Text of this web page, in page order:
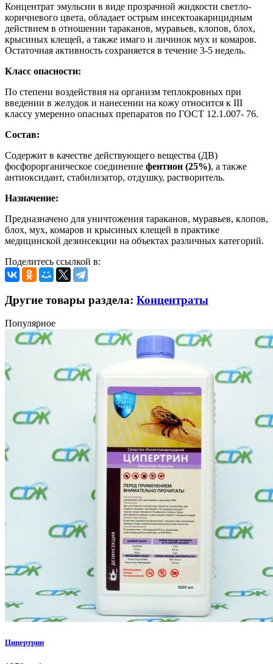
Концентрат эмульсии в виде прозрачной жидкости светло-
коричневого цвета, обладает острым инсектоакарицидным
действием в отношении тараканов, муравьев, клопов, блох,
крысиных клещей, а также имаго и личинок мух и комаров.
Остаточная активность сохраняется в течение 3-5 недель.
Класс опасности:
По степени воздействия на организм теплокровных при
введении в желудок и нанесении на кожу относится к III
классу умеренно опасных препаратов по ГОСТ 12.1.007- 76.
Состав:
Содержит в качестве действующего вещества (ДВ)
фосфорорганическое соединение фентион (25%), а также
антиоксидант, стабилизатор, отдушку, растворитель.
Назначение:
Предназначено для уничтожения тараканов, муравьев, клопов,
блох, мух, комаров и крысиных клещей в практике
медицинской дезинсекции на объектах различных категорий.
Поделитесь ссылкой в:
Другие товары раздела: Концентраты
Популярное
Ципертрин